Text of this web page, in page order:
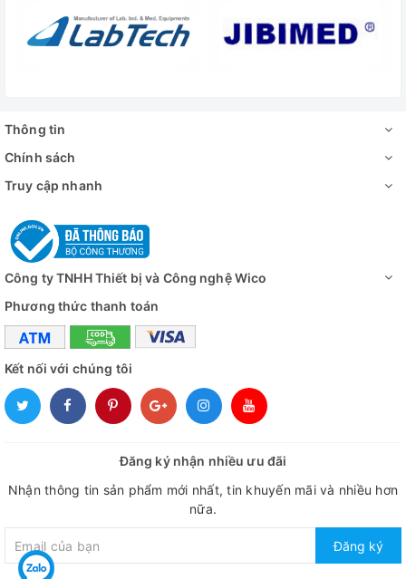
Thông tin
Chính sách
Truy cập nhanh
Công ty TNHH Thiết bị và Công nghệ Wico
Phương thức thanh toán
Kết nối với chúng tôi
Đăng ký nhận nhiều ưu đãi
Nhận thông tin sản phẩm mới nhất, tin khuyến mãi và nhiều hơn
nữa.
Đăng ký